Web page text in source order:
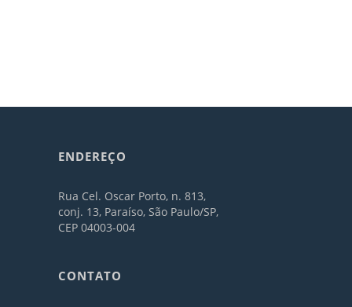
ENDEREÇO
Rua Cel. Oscar Porto, n. 813,
conj. 13, Paraíso, São Paulo/SP,
CEP 04003-004
CONTATO